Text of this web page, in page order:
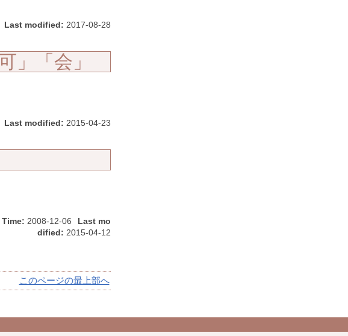
Last modified: 2017-08-28
」「会」
Last modified: 2015-04-23
Time: 2008-12-06
Last mo
dified: 2015-04-12
このページの最上部へ